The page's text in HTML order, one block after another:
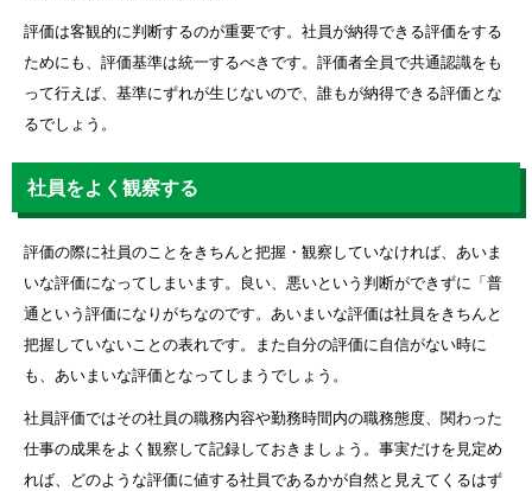
評価は客観的に判断するのが重要です。社員が納得できる評価をする
ためにも、評価基準は統一するべきです。評価者全員で共通認識をも
って行えば、基準にずれが生じないので、誰もが納得できる評価とな
るでしょう。
社員をよく観察する
評価の際に社員のことをきちんと把握・観察していなければ、あいま
いな評価になってしまいます。良い、悪いという判断ができずに「普
通という評価になりがちなのです。あいまいな評価は社員をきちんと
把握していないことの表れです。また自分の評価に自信がない時に
も、あいまいな評価となってしまうでしょう。
社員評価ではその社員の職務内容や勤務時間内の職務態度、関わった
仕事の成果をよく観察して記録しておきましょう。事実だけを見定め
れば、どのような評価に値する社員であるかが自然と見えてくるはず